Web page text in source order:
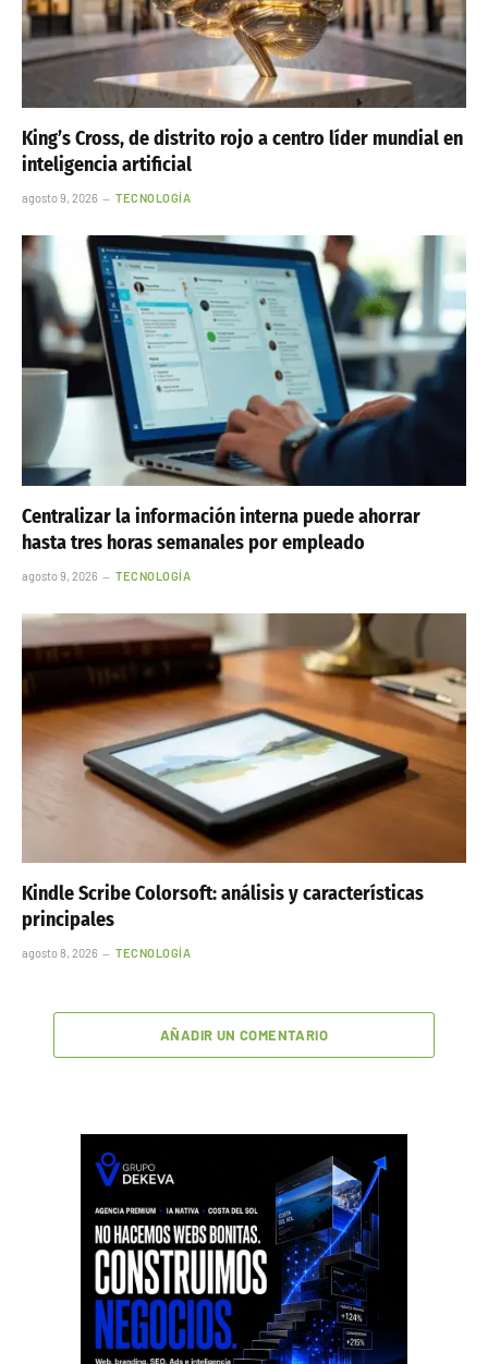
King’s Cross, de distrito rojo a centro líder mundial en
inteligencia artificial
agosto 9, 2026 TECNOLOGÍA
Centralizar la información interna puede ahorrar
hasta tres horas semanales por empleado
agosto 9, 2026 TECNOLOGÍA
Kindle Scribe Colorsoft: análisis y características
principales
agosto 8, 2026 TECNOLOGÍA
AÑADIR UN COMENTARIO